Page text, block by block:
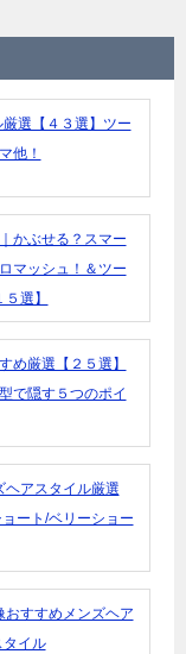
選【４３選】ツー
他！
かぶせる？スマー
マッシュ！＆ツー
選】
め厳選【２５選】
で隠す５つのポイ
ヘアスタイル厳選
ート/ベリーショー
おすすめメンズヘア
イル